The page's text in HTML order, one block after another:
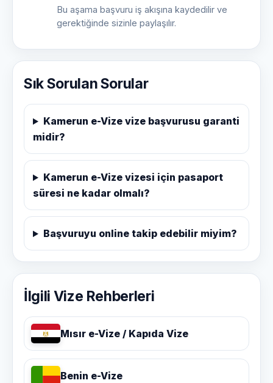
Bu aşama başvuru iş akışına kaydedilir ve
gerektiğinde sizinle paylaşılır.
Sık Sorulan Sorular
Kamerun e-Vize vize başvurusu garanti
midir?
Kamerun e-Vize vizesi için pasaport
süresi ne kadar olmalı?
Başvuruyu online takip edebilir miyim?
İlgili Vize Rehberleri
Mısır e-Vize / Kapıda Vize
Benin e-Vize